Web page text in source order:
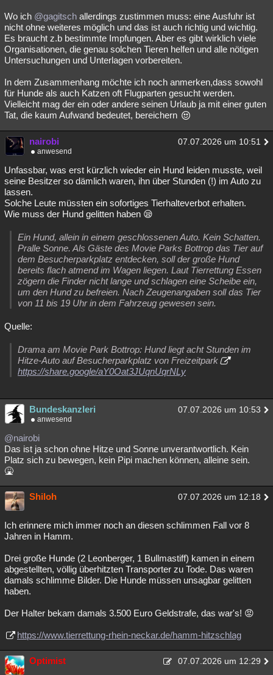
Wo ich @gagitsch allerdings zustimmen muss: eine Ausfuhr ist
nicht ohne weiteres möglich und das ist auch richtig und wichtig.
Es braucht z.b bestimmte Impfungen. Aber es gibt wirklich viele
Organisationen, die genau solchen Tieren helfen und alle nötigen
Untersuchungen und Unterlagen vorbereiten.
In dem Zusammenhang möchte ich noch anmerken,dass sowohl
für Hunde als auch Katzen oft Flugparten gesucht werden.
Vielleicht mag der ein oder andere seinen Urlaub ja mit einer guten
Tat, die kaum Aufwand bedeutet, bereichern
nairobi 07.07.2026 um 10:51
anwesend
Unfassbar, was erst kürzlich wieder ein Hund leiden musste, weil
seine Besitzer so dämlich waren, ihn über Stunden (!) im Auto zu
lassen.
Solche Leute müssten ein sofortiges Tierhalteverbot erhalten.
Wie muss der Hund gelitten haben 😪
Ein Hund, allein in einem geschlossenen Auto. Kein Schatten.
Pralle Sonne. Als Gäste des Movie Parks Bottrop das Tier auf
dem Besucherparkplatz entdecken, soll der große Hund
bereits flach atmend im Wagen liegen. Laut Tierrettung Essen
zögern die Finder nicht lange und schlagen eine Scheibe ein,
um den Hund zu befreien. Nach Zeugenangaben soll das Tier
von 11 bis 19 Uhr in dem Fahrzeug gewesen sein.
Quelle:
Drama am Movie Park Bottrop: Hund liegt acht Stunden im
Hitze-Auto auf Besucherparkplatz von Freizeitpark
https://share.google/aY0Oat3JUqnUqrNLy
Bundeskanzleri 07.07.2026 um 10:53
anwesend
@nairobi
Das ist ja schon ohne Hitze und Sonne unverantwortlich. Kein
Platz sich zu bewegen, kein Pipi machen können, alleine sein.
🤮
Shiloh 07.07.2026 um 12:18
Ich erinnere mich immer noch an diesen schlimmen Fall vor 8
Jahren in Hamm.
Drei große Hunde (2 Leonberger, 1 Bullmastiff) kamen in einem
abgestellten, völlig überhitzten Transporter zu Tode. Das waren
damals schlimme Bilder. Die Hunde müssen unsagbar gelitten
haben.
Der Halter bekam damals 3.500 Euro Geldstrafe, das war's! 😡
https://www.tierrettung-rhein-neckar.de/hamm-hitzschlag
Optimist 07.07.2026 um 12:29